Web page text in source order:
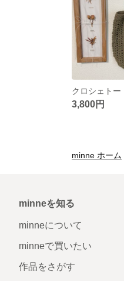
クロシェトー
3,800円
minne ホーム
minneを知る
minneについて
minneで買いたい
作品をさがす